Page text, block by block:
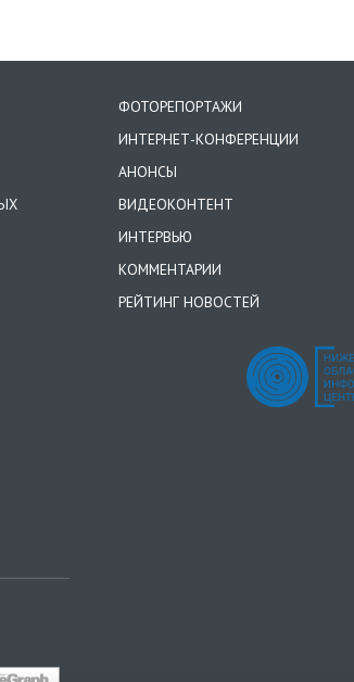
ФОТОРЕПОРТАЖИ
ИНТЕРНЕТ-КОНФЕРЕНЦИИ
АНОНСЫ
ВИДЕОКОНТЕНТ
ИНТЕРВЬЮ
КОММЕНТАРИИ
РЕЙТИНГ НОВОСТЕЙ